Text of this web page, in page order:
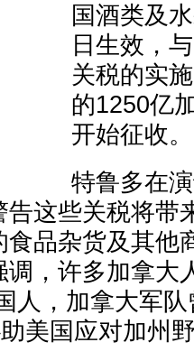
国酒类及
日生效，
关税的实
的1250亿
开始征收。
特鲁多在
这些关税将带
品杂货及其他
，许多加拿大
人，加拿大军
美国应对加州